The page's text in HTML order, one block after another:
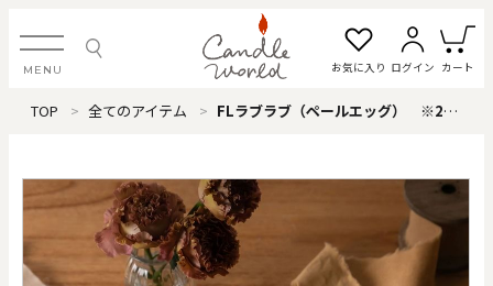
MENU お気に入り ログイン カート
ログイン・新規会員登録
お気に入り一覧 カートを見る
TOP 全てのアイテム FLラブラブ（ペールエッグ） ※24個単位